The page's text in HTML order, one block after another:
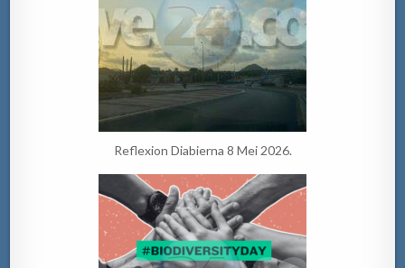
Reflexion Diabierna 8 Mei 2026.